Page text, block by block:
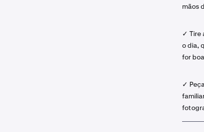
mãos
✓ Tire
o dia,
for
✓